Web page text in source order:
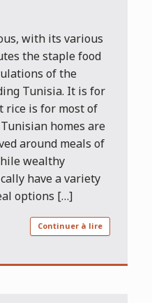
with its various
the staple food
of the
Tunisia. It is for
is for most of
homes are
around meals of
wealthy
have a variety
options […]
Continuer à lire